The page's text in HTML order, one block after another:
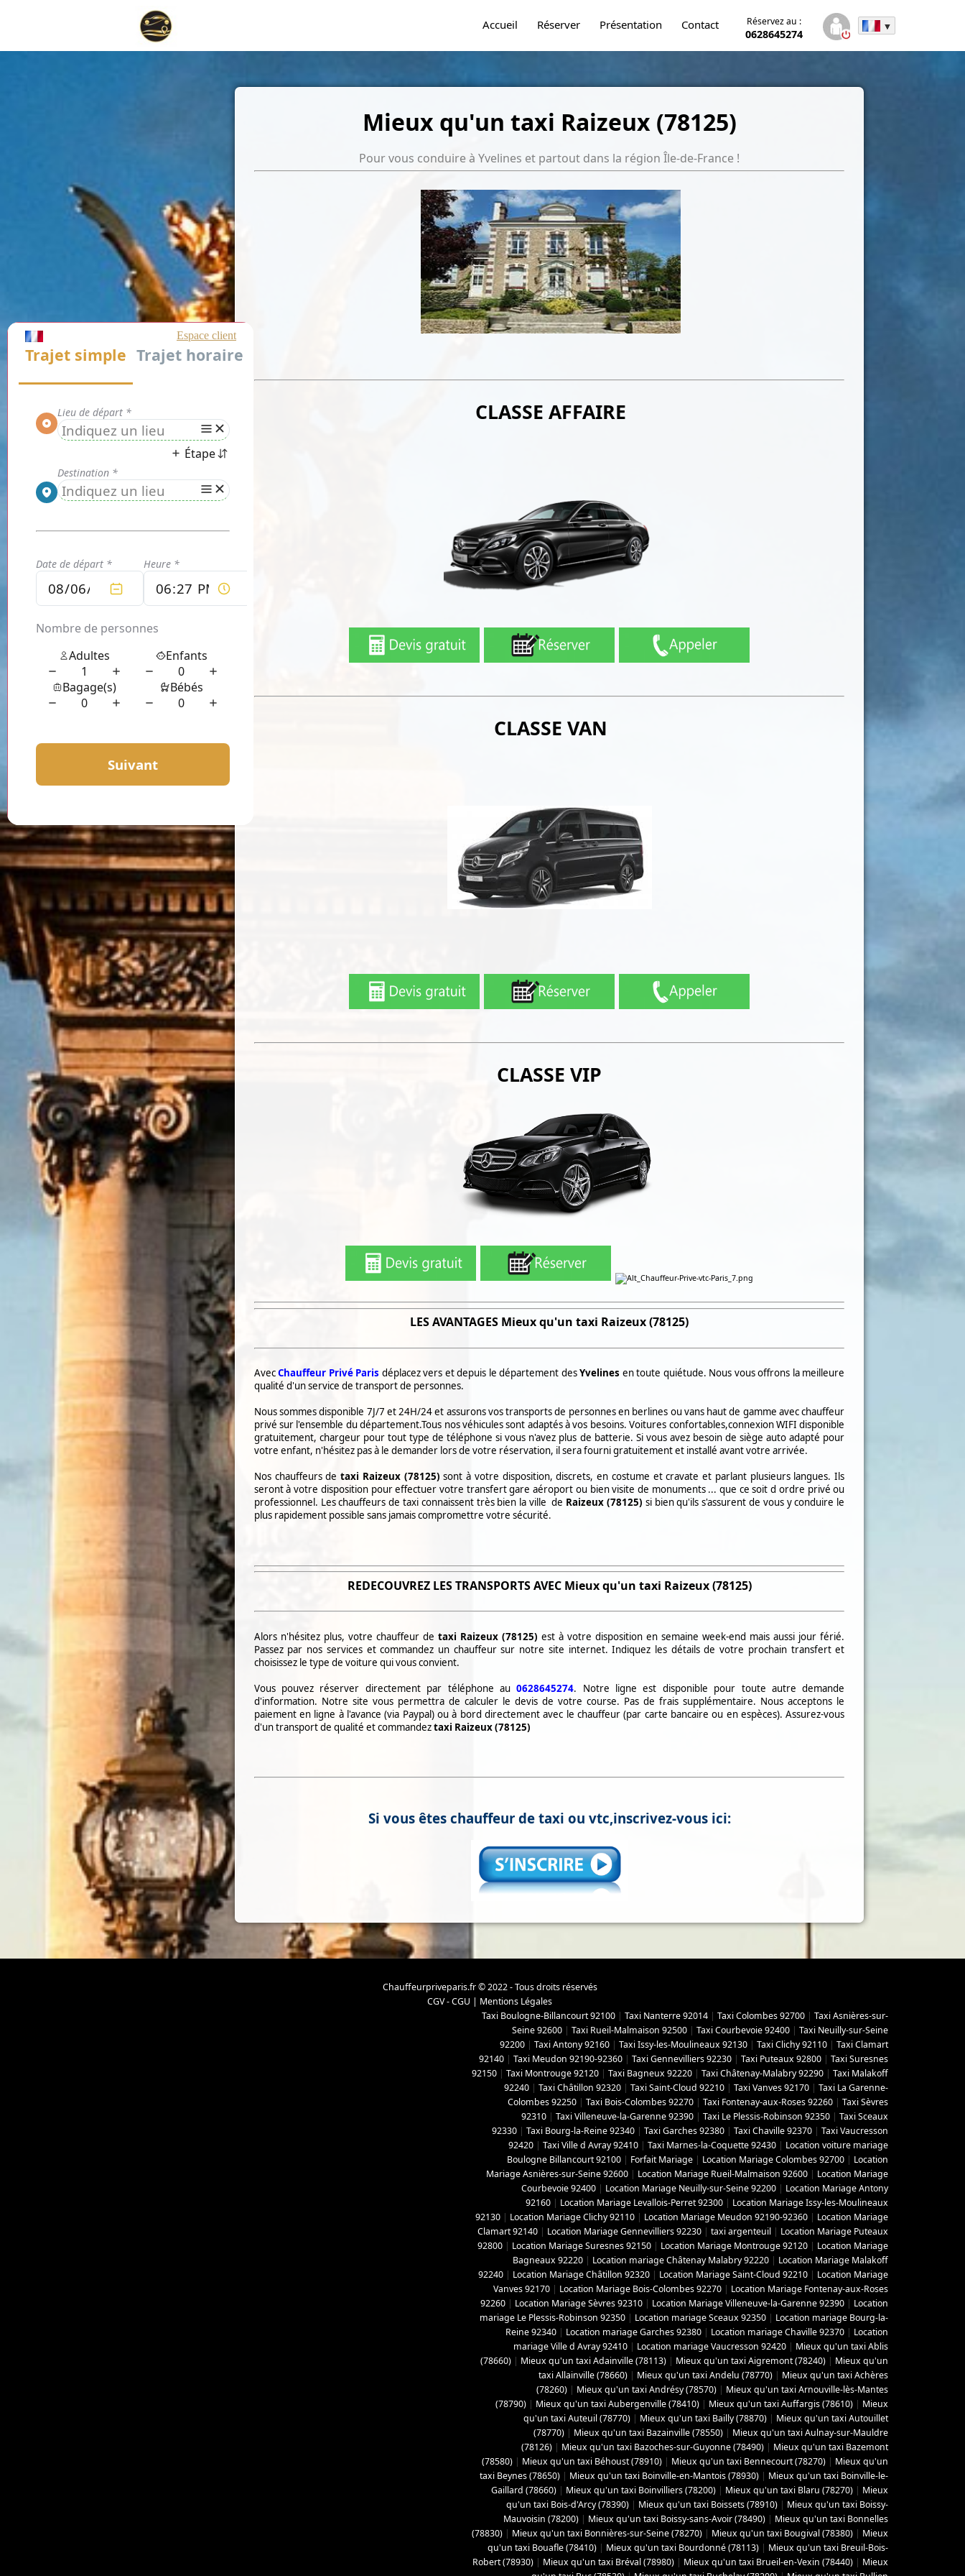
Accueil Réserver Présentation Contact Réservez au :
0628645274
Mieux qu'un taxi Raizeux (78125)
Pour vous conduire à Yvelines et partout dans la région Île-de-France !
CLASSE AFFAIRE
CLASSE VAN
CLASSE VIP
LESAVANTAGES Mieux qu'un taxi Raizeux (78125)
AvecChauffeur Privé Paris déplacez vers et depuis le département desYvelines en toute quiétude. Nous vous offrons la meilleure
qualité d'un service de transport de personnes.
Nous sommes disponible 7J/7 et 24H/24 et assurons vos transports de personnes en berlines ou vans haut de gamme avec chauffeur
privé sur l'ensemble du département.Tous nos véhicules sont adaptés à vos besoins. Voitures confortables,connexion WIFI disponible
gratuitement, chargeur pour tout type de téléphone si vous n'avez plus de batterie. Si vous avez besoin de siège auto adapté pour
votre enfant, n'hésitez pas à le demander lors de votre réservation, il sera fourni gratuitement et installé avant votre arrivée.
Nos chauffeurs de taxi Raizeux (78125) sont à votre disposition, discrets, en costume et cravate et parlant plusieurs langues. Ils
seront à votre disposition pour effectuer votre transfert gare aéroport ou bien visite de monuments ... que ce soit d ordre privé ou
professionnel. Les chauffeurs de taxi connaissent très bien la ville de Raizeux (78125) si bien qu'ils s'assurent de vous y conduire le
plus rapidement possible sans jamais compromettre votre sécurité.
REDECOUVREZ LES TRANSPORTS AVEC Mieux qu'un taxi Raizeux (78125)
Alors n'hésitez plus, votre chauffeur de taxi Raizeux (78125) est à votre dispositionen semaine week-end mais aussi jourférié.
Passez par nos services et commandez un chauffeur sur notre site internet. Indiquez les détails de votre prochain transfert et
choisissez le type de voiture qui vous convient.
Vous pouvez réserver directement par téléphone au0628645274. Notre ligne est disponible pour toute autredemande
d'information. Notre site vous permettra de calculer le devis de votre course. Pas de frais supplémentaire. Nous acceptons le
paiement en ligne à l'avance (via Paypal) ou à bord directement avec le chauffeur (par carte bancaire ou en espèces). Assurez-vous
d'un transport de qualité et commandeztaxi Raizeux (78125)
Si vous êtes chauffeur de taxi ou vtc,inscrivez-vous ici:
Chauffeurpriveparis.fr © 2022 - Tous droits réservés
CGV - CGU | Mentions Légales
Taxi Boulogne-Billancourt 92100 | Taxi Nanterre 92014 | Taxi Colombes 92700 | Taxi Asnières-sur-
Seine 92600 | Taxi Rueil-Malmaison 92500 | Taxi Courbevoie 92400 | Taxi Neuilly-sur-Seine
92200 | Taxi Antony 92160 | Taxi Issy-les-Moulineaux 92130 | Taxi Clichy 92110 | Taxi Clamart
92140 | Taxi Meudon 92190-92360 | Taxi Gennevilliers 92230 | Taxi Puteaux 92800 | Taxi Suresnes
92150 | Taxi Montrouge 92120 | Taxi Bagneux 92220 | Taxi Châtenay-Malabry 92290 | Taxi Malakoff
92240 | Taxi Châtillon 92320 | Taxi Saint-Cloud 92210 | Taxi Vanves 92170 | Taxi La Garenne-
Colombes 92250 | Taxi Bois-Colombes 92270 | Taxi Fontenay-aux-Roses 92260 | Taxi Sèvres
92310 | Taxi Villeneuve-la-Garenne 92390 | Taxi Le Plessis-Robinson 92350 | Taxi Sceaux
92330 | Taxi Bourg-la-Reine 92340 | Taxi Garches 92380 | Taxi Chaville 92370 | Taxi Vaucresson
92420 | Taxi Ville d Avray 92410 | Taxi Marnes-la-Coquette 92430 | Location voiture mariage
Boulogne Billancourt 92100 | Forfait Mariage | Location Mariage Colombes 92700 | Location
Mariage Asnières-sur-Seine 92600 | Location Mariage Rueil-Malmaison 92600 | Location Mariage
Courbevoie 92400 | Location Mariage Neuilly-sur-Seine 92200 | Location Mariage Antony
92160 | Location Mariage Levallois-Perret 92300 | Location Mariage Issy-les-Moulineaux
92130 | Location Mariage Clichy 92110 | Location Mariage Meudon 92190-92360 | Location Mariage
Clamart 92140 | Location Mariage Gennevilliers 92230 | taxi argenteuil | Location Mariage Puteaux
92800 | Location Mariage Suresnes 92150 | Location Mariage Montrouge 92120 | Location Mariage
Bagneaux 92220 | Location mariage Châtenay Malabry 92220 | Location Mariage Malakoff
92240 | Location Mariage Châtillon 92320 | Location Mariage Saint-Cloud 92210 | Location Mariage
Vanves 92170 | Location Mariage Bois-Colombes 92270 | Location Mariage Fontenay-aux-Roses
92260 | Location Mariage Sèvres 92310 | Location Mariage Villeneuve-la-Garenne 92390 | Location
mariage Le Plessis-Robinson 92350 | Location mariage Sceaux 92350 | Location mariage Bourg-la-
Reine 92340 | Location mariage Garches 92380 | Location mariage Chaville 92370 | Location
mariage Ville d Avray 92410 | Location mariage Vaucresson 92420 | Mieux qu'un taxi Ablis
(78660) | Mieux qu'un taxi Adainville (78113) | Mieux qu'un taxi Aigremont (78240) | Mieux qu'un
taxi Allainville (78660) | Mieux qu'un taxi Andelu (78770) | Mieux qu'un taxi Achères
(78260) | Mieux qu'un taxi Andrésy (78570) | Mieux qu'un taxi Arnouville-lès-Mantes
(78790) | Mieux qu'un taxi Aubergenville (78410) | Mieux qu'un taxi Auffargis (78610) | Mieux
qu'un taxi Auteuil (78770) | Mieux qu'un taxi Bailly (78870) | Mieux qu'un taxi Autouillet
(78770) | Mieux qu'un taxi Bazainville (78550) | Mieux qu'un taxi Aulnay-sur-Mauldre
(78126) | Mieux qu'un taxi Bazoches-sur-Guyonne (78490) | Mieux qu'un taxi Bazemont
(78580) | Mieux qu'un taxi Béhoust (78910) | Mieux qu'un taxi Bennecourt (78270) | Mieux qu'un
taxi Beynes (78650) | Mieux qu'un taxi Boinville-en-Mantois (78930) | Mieux qu'un taxi Boinville-le-
Gaillard (78660) | Mieux qu'un taxi Boinvilliers (78200) | Mieux qu'un taxi Blaru (78270) | Mieux
qu'un taxi Bois-d'Arcy (78390) | Mieux qu'un taxi Boissets (78910) | Mieux qu'un taxi Boissy-
Mauvoisin (78200) | Mieux qu'un taxi Boissy-sans-Avoir (78490) | Mieux qu'un taxi Bonnelles
(78830) | Mieux qu'un taxi Bonnières-sur-Seine (78270) | Mieux qu'un taxi Bougival (78380) | Mieux
qu'un taxi Bouafle (78410) | Mieux qu'un taxi Bourdonné (78113) | Mieux qu'un taxi Breuil-Bois-
Robert (78930) | Mieux qu'un taxi Bréval (78980) | Mieux qu'un taxi Brueil-en-Vexin (78440) | Mieux